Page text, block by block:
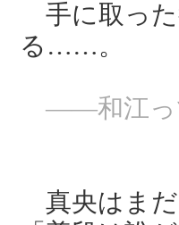
手に取った
る……。
――和江っ
真央はまだ